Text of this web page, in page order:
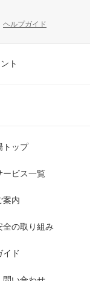
ヘルプガイド
ト
トップ
ービス一覧
案内
全の取り組み
イド